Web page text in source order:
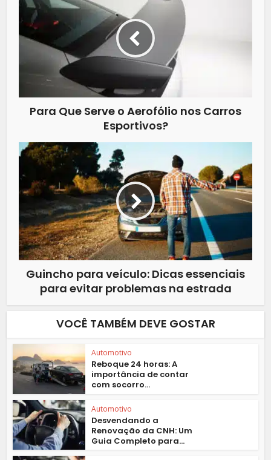
Para Que Serve o Aerofólio nos Carros
Esportivos?
Guincho para veículo: Dicas essenciais
para evitar problemas na estrada
VOCÊ TAMBÉM DEVE GOSTAR
Automotivo
Reboque 24 horas: A
importância de contar
com socorro...
Automotivo
Desvendando a
Renovação da CNH: Um
Guia Completo para...